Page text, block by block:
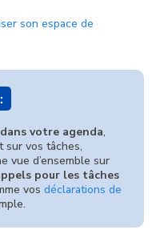
son espace de
votre agenda,
sur vos tâches,
vue d’ensemble sur
pour les tâches
vos déclarations de